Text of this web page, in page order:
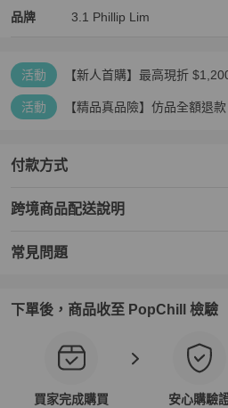
品牌
3.1 Phillip Lim 精品女包品牌介紹
3.1 Phillip Lim
3.1 Phillip Lim 推薦清單
活動 【新人首購】最高現折
活動 【精品真品險】仿品全額退
付款方式
跨境商品配送說明
常見問題
下單後，商品收至 PopChill 檢驗
買家完成購買 安心購驗